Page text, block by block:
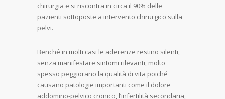
chirurgia e si riscontra in circa il 90% delle
pazienti sottoposte a intervento chirurgico sulla
pelvi.
Benché in molti casi le aderenze restino silenti,
senza manifestare sintomi rilevanti, molto
spesso peggiorano la qualità di vita poiché
causano patologie importanti come il dolore
addomino-pelvico cronico, l’infertilità secondaria,